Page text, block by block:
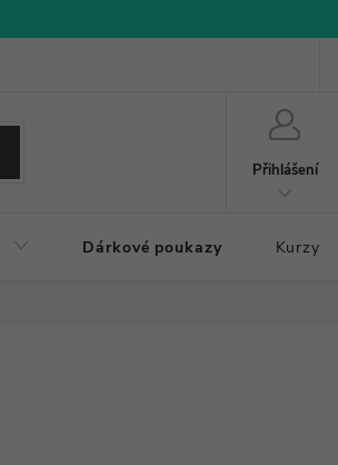
Přihlášení
Dárkové poukazy Kurzy